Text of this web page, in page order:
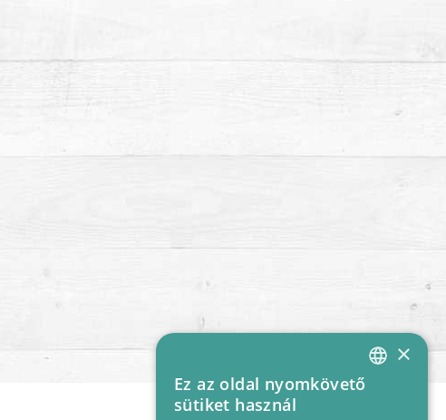
HUNGARIAN
×
Ez az oldal nyomkövető
sütiket használ